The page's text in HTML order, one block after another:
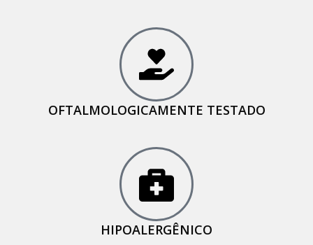
OFTALMOLOGICAMENTE TESTADO
HIPOALERGÊNICO